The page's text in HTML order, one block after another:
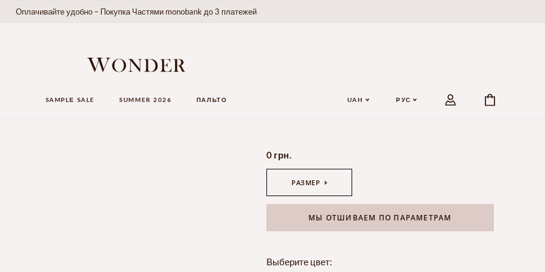
Оплачивайте удобно – Покупка Частями monobank до 3 платежей
SAMPLЕ SALE SUMMER 2026 ПАЛЬТО UAH РУС
0 грн.
РАЗМЕР
МЫ ОТШИВАЕМ ПО ПАРАМЕТРАМ
Выберите цвет: